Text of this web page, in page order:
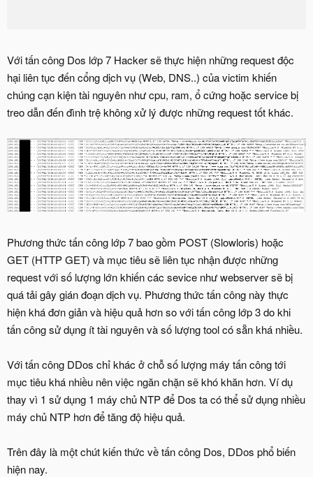
Với tấn công Dos lớp 7 Hacker sẽ thực hiện những request độc
hại liên tục đến cổng dịch vụ (Web, DNS..) của victim khiến
chúng cạn kiện tài nguyên như cpu, ram, ổ cứng hoặc service bị
treo dẫn đến đình trệ không xử lý được những request tốt khác.
Phương thức tấn công lớp 7 bao gồm POST (Slowloris) hoặc
GET (HTTP GET) và mục tiêu sẽ liên tục nhận được những
request với số lượng lớn khiến các sevice như webserver sẽ bị
quá tải gây gián đoạn dịch vụ. Phương thức tấn công này thực
hiện khá đơn giản và hiệu quả hơn so với tấn công lớp 3 do khi
tấn công sử dụng ít tài nguyên và số lượng tool có sẵn khá nhiều.
Với tấn công DDos chỉ khác ở chỗ số lượng máy tấn công tới
mục tiêu khá nhiều nên việc ngăn chặn sẽ khó khăn hơn. Ví dụ
thay vì 1 sử dụng 1 máy chủ NTP để Dos ta có thể sử dụng nhiều
máy chủ NTP hơn để tăng độ hiệu quả.
Trên đây là một chút kiến thức về tấn công Dos, DDos phổ biến
hiện nay.